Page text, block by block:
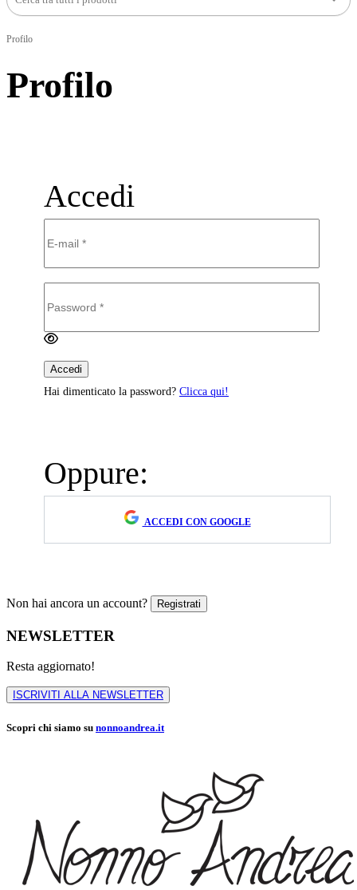
Profilo
Profilo
Accedi
Hai dimenticato la password? Clicca qui!
Oppure:
ACCEDI CON GOOGLE
Non hai ancora un account?
NEWSLETTER
Resta aggiornato!
ISCRIVITI ALLA NEWSLETTER
Scopri chi siamo su nonnoandrea.it